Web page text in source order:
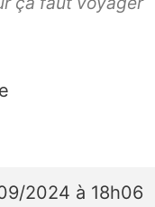
2024 à 18h06